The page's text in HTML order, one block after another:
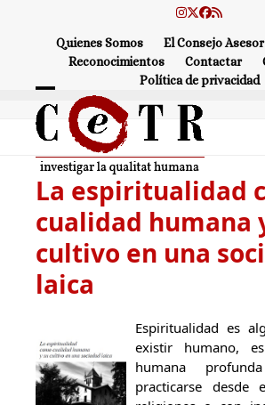
Instagram
Twitter
Facebook
RSS
Quienes Somos El Consejo Asesor
Reconocimientos
Contactar
Política de privacidad
Open
mobile
menu
Close
mobile
menu
La espiritualidad
cualidad humana
cultivo en una
laica
Espiritualidad es
existir humano,
humana
practicarse